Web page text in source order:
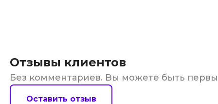
Отзывы клиентов
Без комментариев. Вы можете быть
Оставить отзыв